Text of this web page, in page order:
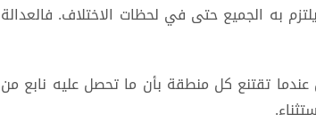
به الجميع حتى في لحظات الاختلاف. فالعدالة
تقتنع كل منطقة بأن ما تحصل عليه نابع من